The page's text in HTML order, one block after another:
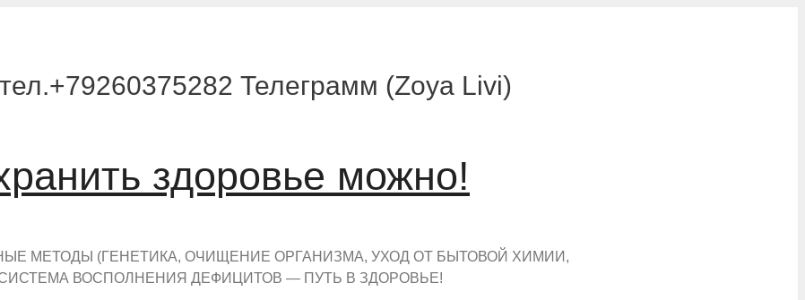
Телеграмм (Zoya Livi)
здоровье можно!
МЕТОДЫ (ГЕНЕТИКА, ОЧИЩЕНИЕ ОРГАНИЗМА, УХОД ОТ БЫТОВОЙ ХИМИИ,
ВОСПОЛНЕНИЯ ДЕФИЦИТОВ — ПУТЬ В ЗДОРОВЬЕ!